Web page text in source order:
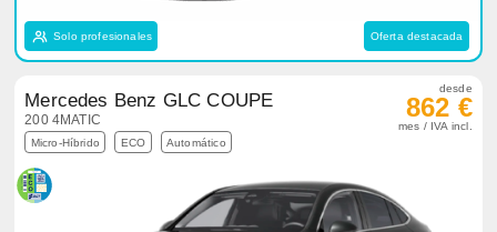
Solo profesionales Oferta destacada
Mercedes Benz GLC COUPE
200 4MATIC
Micro-Híbrido ECO Automático
desde
862 €
mes / IVA incl.